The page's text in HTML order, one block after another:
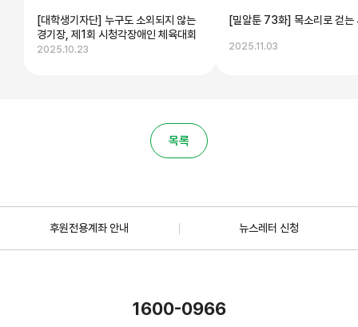
[대학생기자단] 누구도 소외되지 않는
경기장, 제1회 시청각장애인 체육대회
2025.10.23
[밀알툰 73화] 목소리로 걷는
2025.11.03
목록
후원전용계좌 안내 뉴스레터 신청
1600-0966